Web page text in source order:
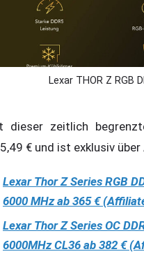
Lexar THOR Z RGB
dieser zeitlich
€ und ist exklusiv
Lexar Thor Z Series RGB
6000 MHz ab 365 €
Lexar Thor Z Series OC
6000MHz CL36 ab 382 €